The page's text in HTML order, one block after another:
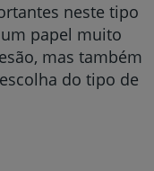
neste tipo
papel muito
mas também
do tipo de